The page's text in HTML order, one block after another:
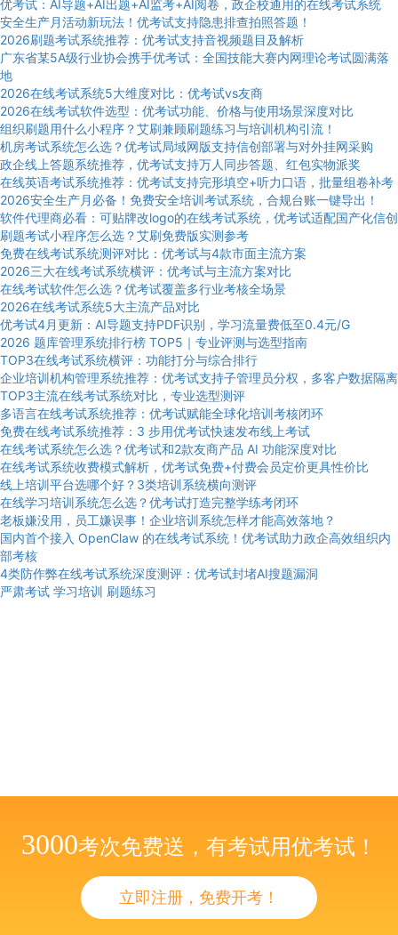
优考试：AI导题+AI出题+AI监考+AI阅卷，政企校通用的在线考试系统
安全生产月活动新玩法！优考试支持隐患排查拍照答题！
2026刷题考试系统推荐：优考试支持音视频题目及解析
广东省某5A级行业协会携手优考试：全国技能大赛内网理论考试圆满落
地
2026在线考试系统5大维度对比：优考试vs友商
2026在线考试软件选型：优考试功能、价格与使用场景深度对比
组织刷题用什么小程序？艾刷兼顾刷题练习与培训机构引流！
机房考试系统怎么选？优考试局域网版支持信创部署与对外挂网采购
政企线上答题系统推荐，优考试支持万人同步答题、红包实物派奖
在线英语考试系统推荐：优考试支持完形填空+听力口语，批量组卷补考
2026安全生产月必备！免费安全培训考试系统，合规台账一键导出！
软件代理商必看：可贴牌改logo的在线考试系统，优考试适配国产化信创
刷题考试小程序怎么选？艾刷免费版实测参考
免费在线考试系统测评对比：优考试与4款市面主流方案
2026三大在线考试系统横评：优考试与主流方案对比
在线考试软件怎么选？优考试覆盖多行业考核全场景
2026在线考试系统5大主流产品对比
优考试4月更新：AI导题支持PDF识别，学习流量费低至0.4元/G
2026 题库管理系统排行榜 TOP5｜专业评测与选型指南
TOP3在线考试系统横评：功能打分与综合排行
企业培训机构管理系统推荐：优考试支持子管理员分权，多客户数据隔离
TOP3主流在线考试系统对比，专业选型测评
多语言在线考试系统推荐：优考试赋能全球化培训考核闭环
免费在线考试系统推荐：3 步用优考试快速发布线上考试
在线考试系统怎么选？优考试和2款友商产品 AI 功能深度对比
在线考试系统收费模式解析，优考试免费+付费会员定价更具性价比
线上培训平台选哪个好？3类培训系统横向测评
在线学习培训系统怎么选？优考试打造完整学练考闭环
老板嫌没用，员工嫌误事！企业培训系统怎样才能高效落地？
国内首个接入 OpenClaw 的在线考试系统！优考试助力政企高效组织内
部考核
4类防作弊在线考试系统深度测评：优考试封堵AI搜题漏洞
严肃考试 学习培训 刷题练习
3000考次免费送，有考试用优考试！
立即注册，免费开考！